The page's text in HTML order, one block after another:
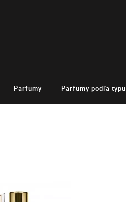
Parfumy Parfumy podľa typu